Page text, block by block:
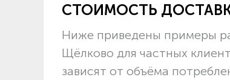
СТОИМОСТЬ
Ниже приведены примеры
Щёлково для частных
зависят от объёма